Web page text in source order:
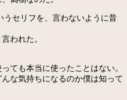
セリフを、言わないように昔
われた。
ても本当に使ったことはない。
な気持ちになるのか僕は知って